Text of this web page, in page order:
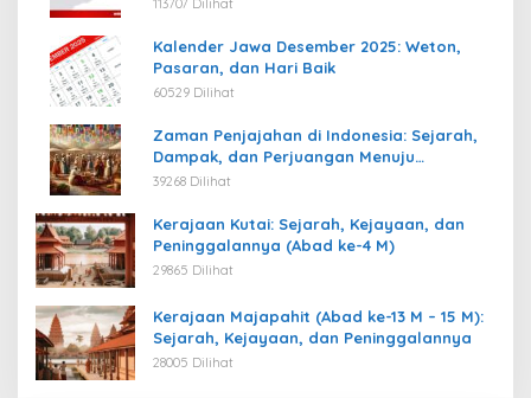
Kalender Jawa Desember 2025: Weton,
Pasaran, dan Hari Baik
60529 Dilihat
Zaman Penjajahan di Indonesia: Sejarah,
Dampak, dan Perjuangan Menuju
Kemerdekaan
39268 Dilihat
Kerajaan Kutai: Sejarah, Kejayaan, dan
Peninggalannya (Abad ke-4 M)
29865 Dilihat
Kerajaan Majapahit (Abad ke-13 M – 15 M):
Sejarah, Kejayaan, dan Peninggalannya
28005 Dilihat